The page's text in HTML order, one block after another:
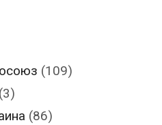
(109)
(3)
(86)